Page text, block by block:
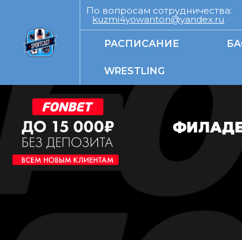
По вопросам сотрудничества:
kuzmi4yowanton@yandex.ru
РАСПИСАНИЕ
WRESTLING